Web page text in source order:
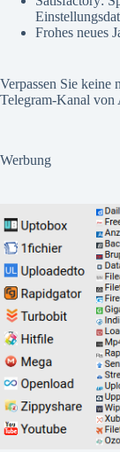
Frohes neues
Verpassen Sie keine
Telegram-Kanal
Werbung